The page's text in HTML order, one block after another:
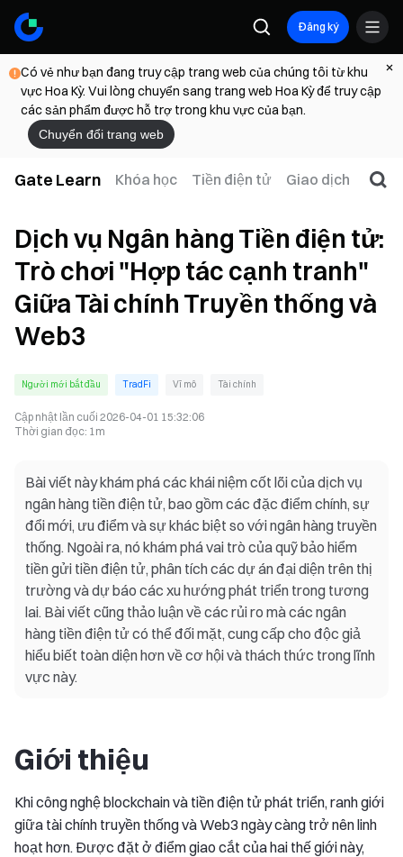
Đăng ký
Có vẻ như bạn đang truy cập trang web của chúng tôi từ khu
vực Hoa Kỳ. Vui lòng chuyển sang trang web Hoa Kỳ để truy cập
các sản phẩm được hỗ trợ trong khu vực của bạn.
Chuyển đổi trang web
Gate Learn Khóa học Tiền điện tử Giao dịch Web3
Dịch vụ Ngân hàng Tiền điện tử:
Trò chơi "Hợp tác cạnh tranh"
Giữa Tài chính Truyền thống và
Web3
Người mới bắt đầu TradFi Vĩ mô Tài chính
Cập nhật lần cuối 2026-04-01 15:32:06
Thời gian đọc: 1m
Bài viết này khám phá các khái niệm cốt lõi của dịch vụ
ngân hàng tiền điện tử, bao gồm các đặc điểm chính, sự
đổi mới, ưu điểm và sự khác biệt so với ngân hàng truyền
thống. Ngoài ra, nó khám phá vai trò của quỹ bảo hiểm
tiền gửi tiền điện tử, phân tích các dự án đại diện trên thị
trường và dự báo các xu hướng phát triển trong tương
lai. Bài viết cũng thảo luận về các rủi ro mà các ngân
hàng tiền điện tử có thể đối mặt, cung cấp cho độc giả
hiểu biết toàn diện hơn về cơ hội và thách thức trong lĩnh
vực này.
Giới thiệu
Khi công nghệ blockchain và tiền điện tử phát triển, ranh giới
giữa tài chính truyền thống và Web3 ngày càng trở nên linh
hoạt hơn. Được đặt ở điểm giao cắt của hai thế giới này,